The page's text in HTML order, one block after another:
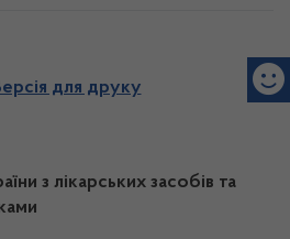
для друку
з лікарських засобів та